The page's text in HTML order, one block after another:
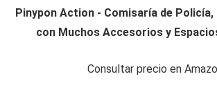
Pinypon Action - Comisaría de
con Muchos Accesorios y
Consultar precio en